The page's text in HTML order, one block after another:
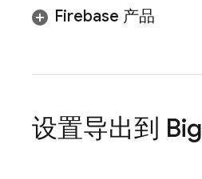
Firebase 产品
设置导出到 Big